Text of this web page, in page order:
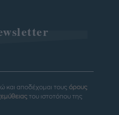
και αποδέχομαι τους όρους
του ιστοτόπου της